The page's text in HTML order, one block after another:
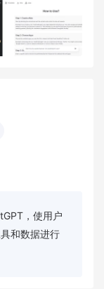
，使用户
和数据进行